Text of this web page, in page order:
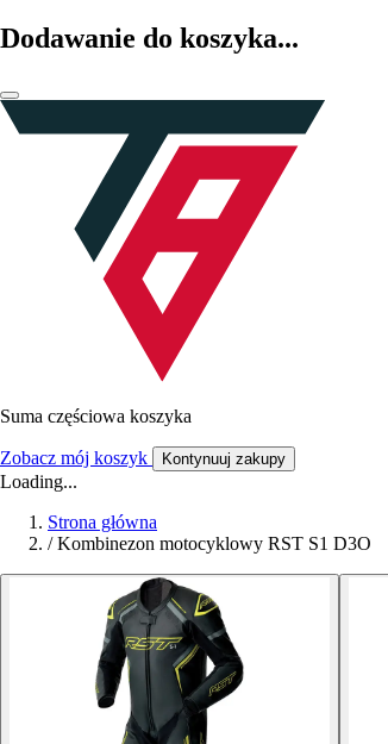
Dodawanie do koszyka...
Suma częściowa koszyka
Zobacz mój koszyk Kontynuuj zakupy
Loading...
Strona główna
/ Kombinezon motocyklowy RST S1 D3O